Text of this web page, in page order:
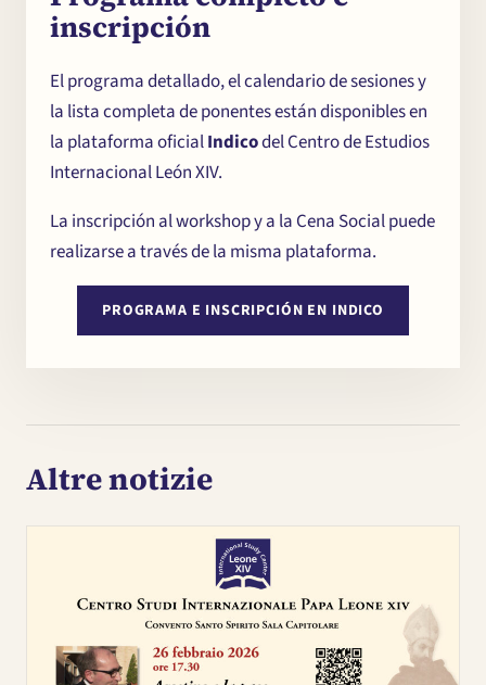
inscripción
El programa detallado, el calendario de sesiones y
la lista completa de ponentes están disponibles en
la plataforma oficialIndicodel Centro de Estudios
Internacional León XIV.
La inscripción al workshop y a la Cena Social puede
realizarse a través de la misma plataforma.
PROGRAMA E INSCRIPCIÓN EN INDICO
Altre notizie